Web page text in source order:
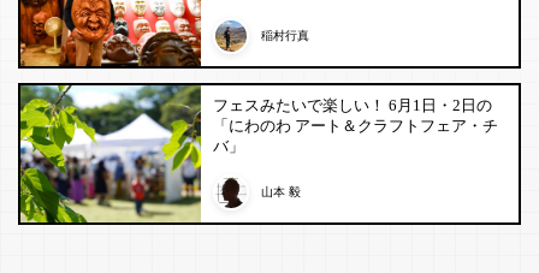
稲村行真
フェスみたいで楽しい！ 6月1日・2日の
「にわのわ アート＆クラフトフェア・チ
バ」
山本 毅